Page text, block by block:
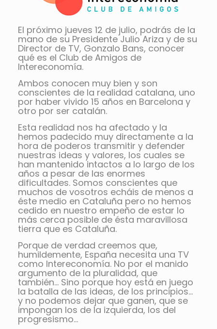
El próximo jueves 12 de julio, podrás de la
mano de su Presidente Julio Ariza y de su
Director de TV, Gonzalo Bans, conocer
qué es el Club de Amigos de
Intereconomía.
Ambos conocen muy bien y son
conscientes de la realidad catalana, uno
por haber vivido 15 años en Barcelona y
otro por ser catalán.
Esta realidad nos ha afectado y la
hemos padecido muy directamente a la
hora de poderos transmitir y defender
nuestras ideas y valores, los cuales se
han mantenido intactos a lo largo de los
años a pesar de las enormes
dificultades. Somos conscientes que
muchos de vosotros echáis de menos a
éste medio en Cataluña pero no hemos
cedido en nuestro empeño de estar lo
más cerca posible de ésta maravillosa
tierra que es Cataluña.
Porque de verdad creemos que,
humildemente, España necesita una TV
como Intereconomía. No por el manido
argumento de la pluralidad, que
también… Sino porque hoy está en juego
la batalla de las ideas, de los principios…
y no podemos dejar que ganen, que se
impongan los de la izquierda, los del
progresismo…